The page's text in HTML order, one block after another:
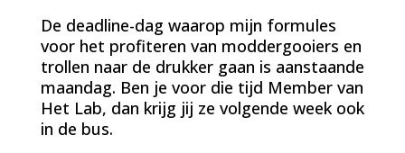
De deadline-dag waarop mijn formules
voor het profiteren van moddergooiers en
trollen naar de drukker gaan is aanstaande
maandag. Ben je voor die tijd Member van
Het Lab, dan krijg jij ze volgende week ook
in de bus.